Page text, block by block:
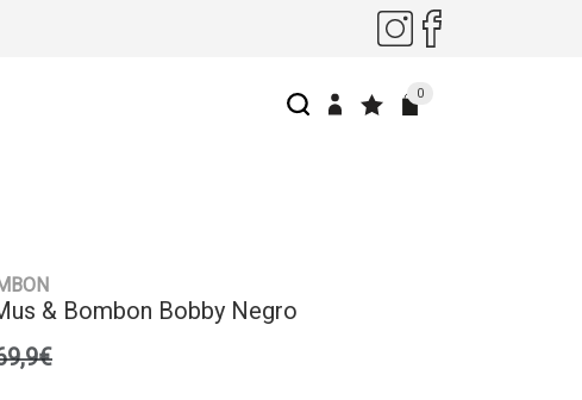
0
& Bombon Bobby Negro